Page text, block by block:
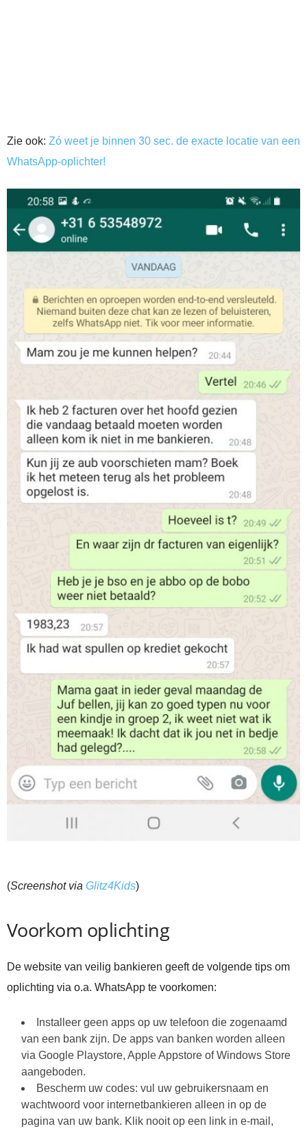
Zie ook: Zó weet je binnen 30 sec. de exacte locatie van een
WhatsApp-oplichter!
(Screenshot via Glitz4Kids)
Voorkom oplichting
De website van veilig bankieren geeft de volgende tips om
oplichting via o.a. WhatsApp te voorkomen:
Installeer geen apps op uw telefoon die zogenaamd
van een bank zijn. De apps van banken worden alleen
via Google Playstore, Apple Appstore of Windows Store
aangeboden.
Bescherm uw codes: vul uw gebruikersnaam en
wachtwoord voor internetbankieren alleen in op de
pagina van uw bank. Klik nooit op een link in e-mail,